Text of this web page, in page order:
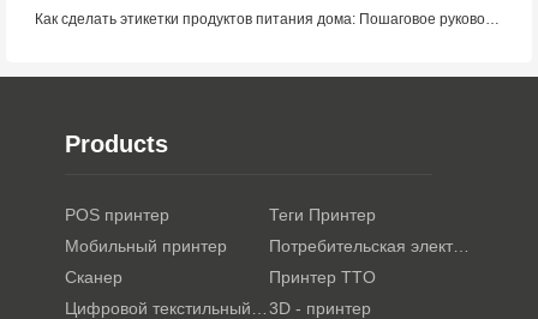
Products
POS принтер
Теги Принтер
Мобильный принтер
Сканер
Принтер TTO
3D - принтер